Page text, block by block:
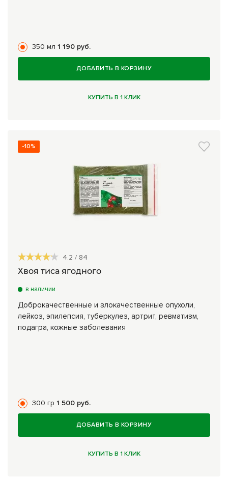
350 мл 1 190 руб.
ДОБАВИТЬ В КОРЗИНУ
КУПИТЬ В 1 КЛИК
-10%
4.2 / 84
Хвоя тиса ягодного
в наличии
Доброкачественные и злокачественные опухоли,
лейкоз, эпилепсия, туберкулез, артрит, ревматизм,
подагра, кожные заболевания
300 гр 1 500 руб.
ДОБАВИТЬ В КОРЗИНУ
КУПИТЬ В 1 КЛИК